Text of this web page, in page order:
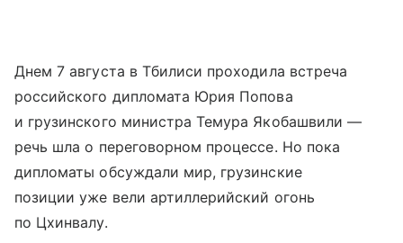
Днем 7 августа в Тбилиси проходила встреча
российского дипломата Юрия Попова
и грузинского министра Темура Якобашвили —
речь шла о переговорном процессе. Но пока
дипломаты обсуждали мир, грузинские
позиции уже вели артиллерийский огонь
по Цхинвалу.